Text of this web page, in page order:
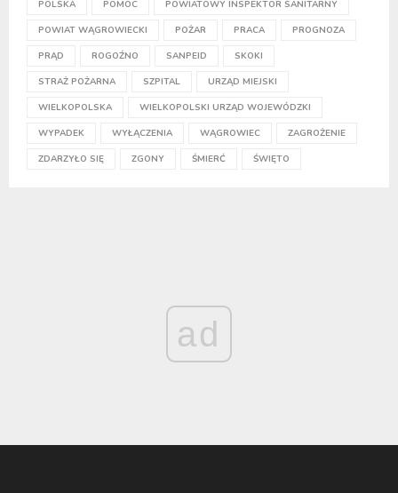
POLSKA POMOC POWIATOWY INSPEKTOR SANITARNY
POWIAT WĄGROWIECKI POŻAR PRACA PROGNOZA
PRĄD ROGOŹNO SANPEID SKOKI
STRAŻ POŻARNA SZPITAL URZĄD MIEJSKI
WIELKOPOLSKA WIELKOPOLSKI URZĄD WOJEWÓDZKI
WYPADEK WYŁĄCZENIA WĄGROWIEC ZAGROŻENIE
ZDARZYŁO SIĘ ZGONY ŚMIERĆ ŚWIĘTO
ad